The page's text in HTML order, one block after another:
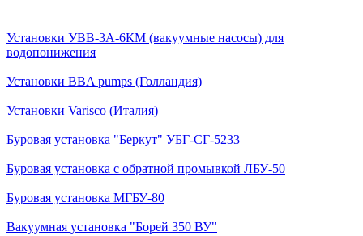
Установки УВВ-3А-6КМ (вакуумные насосы) для
водопонижения
Установки BBA pumps (Голландия)
Установки Varisco (Италия)
Буровая установка "Беркут" УБГ-СГ-5233
Буровая установка с обратной промывкой ЛБУ-50
Буровая установка МГБУ-80
Вакуумная установка "Борей 350 ВУ"